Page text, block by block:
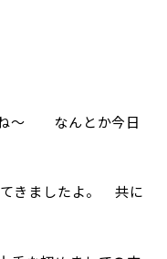
ね～ なんとか今日
てきましたよ。 共に